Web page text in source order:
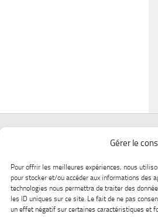
Gérer le
Pour offrir les meilleures expériences, nous
pour stocker et/ou accéder aux informations des
technologies nous permettra de traiter des
les ID uniques sur ce site. Le fait de ne pas
un effet négatif sur certaines caractéristiques et
Afficher chez nous Lac-Saint-